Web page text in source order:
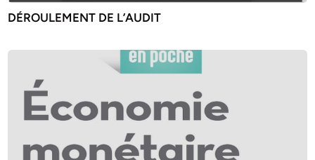
DÉROULEMENT DE L’AUDIT